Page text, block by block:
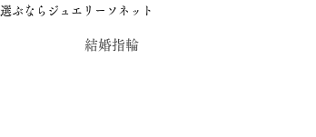
ぶならジュエリーソネット
結婚指輪